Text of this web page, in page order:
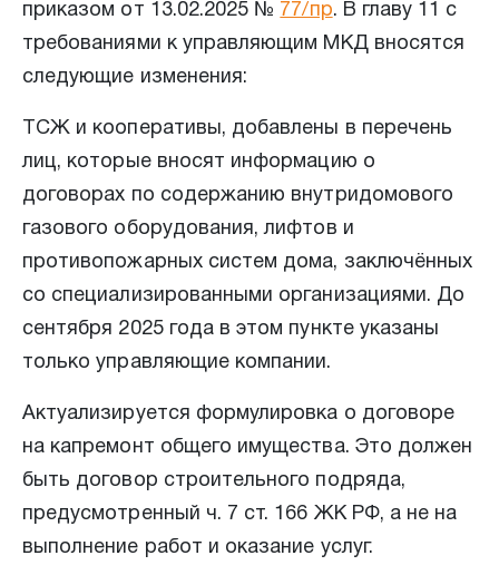
приказом от 13.02.2025 № 77/пр. В главу 11 с
требованиями к управляющим МКД вносятся
следующие изменения:
ТСЖ и кооперативы, добавлены в перечень
лиц, которые вносят информацию о
договорах по содержанию внутридомового
газового оборудования, лифтов и
противопожарных систем дома, заключённых
со специализированными организациями. До
сентября 2025 года в этом пункте указаны
только управляющие компании.
Актуализируется формулировка о договоре
на капремонт общего имущества. Это должен
быть договор строительного подряда,
предусмотренный ч. 7 ст. 166 ЖК РФ, а не на
выполнение работ и оказание услуг.